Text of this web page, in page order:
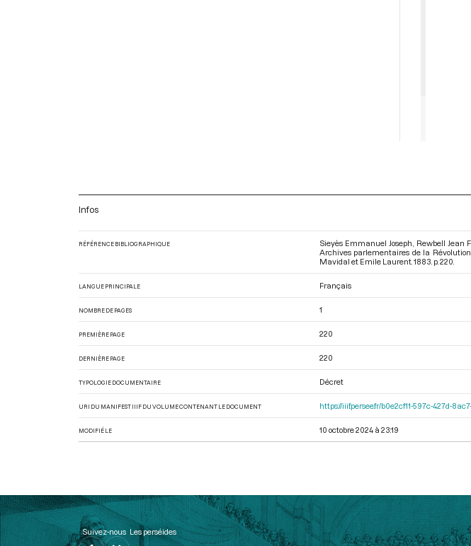
Infos
RÉFÉRENCE BIBLIOGRAPHIQUE
Sieyès Emmanuel Joseph, Rewbell Jean
Archives parlementaires de la
Mavidal et Emile Laurent. 1883. p. 220.
LANGUE PRINCIPALE Français
NOMBRE DE PAGES 1
PREMIÈRE PAGE 220
DERNIÈRE PAGE 220
TYPOLOGIE DOCUMENTAIRE Décret
URI DU MANIFEST IIIF DU VOLUME CONTENANT LE DOCUMENT https://iiif.persee.fr/b0e2cf11-597c-427d-
MODIFIÉ LE 10 octobre 2024 à 23:19
Suivez-nous Les perséides